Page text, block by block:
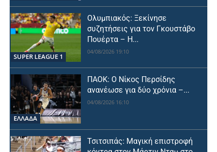
SUPER LEAGUE 1
Ολυμπιακός: Ξεκίνησε
συζητήσεις για τον Γκουστάβο
Πουέρτα – Η...
04/08/2026 19:10
ΕΛΛΑΔΑ
ΠΑΟΚ: Ο Νίκος Περσίδης
ανανέωσε για δύο χρόνια –...
04/08/2026 16:10
Τσιτσιπάς: Μαγική επιστροφή